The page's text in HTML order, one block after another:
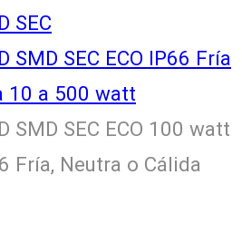
SEC
SMD SEC ECO IP66 Fría
10 a 500 watt
SMD SEC ECO 100 watt
Fría, Neutra o Cálida